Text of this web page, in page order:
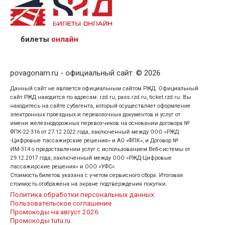
назвав кассиру 14-значный номер заказа;
предъявив удостоверение личности пассажира, на
кого оформлен билет.
билеты онлайн
povagonam.ru - официальный сайт. © 2026
Данный сайт не является официальным сайтом РЖД. Официальный
сайт РЖД находится по адресам: rzd.ru, pass.rzd.ru, ticket.rzd.ru. Вы
находитесь на сайте субагента, который осуществляет оформление
электронных проездных и перевозочных документов и услуг от
имени железнодорожных перевозчиков на основании договора №
ФПК-22-316 от 27.12.2022 года, заключенный между ООО «РЖД
-Цифровые пассажирские решения» и АО «ФПК», и Договор №
ИМ-314 о предоставлении услуг с использованием Веб-системы от
29.12.2017 года, заключенный между ООО «РЖД-Цифровые
пассажирские решения» и ООО «УФС».
Стоимость билетов указана с учетом сервисного сбора. Итоговая
стоимость отображена на экране подтверждения покупки.
Политика обработки персональных данных
Пользовательское соглашение
Промокоды на август 2026
Промокоды tutu.ru